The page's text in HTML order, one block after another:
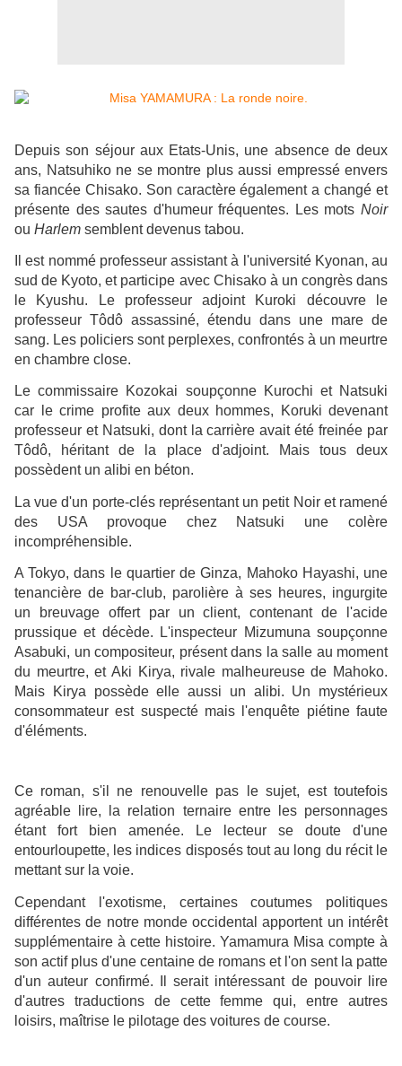
Depuis son séjour aux Etats-Unis, une absence de deux
ans, Natsuhiko ne se montre plus aussi empressé envers
sa fiancée Chisako. Son caractère également a changé et
présente des sautes d'humeur fréquentes. Les mots Noir
ou Harlem semblent devenus tabou.
Il est nommé professeur assistant à l'université Kyonan, au
sud de Kyoto, et participe avec Chisako à un congrès dans
le Kyushu. Le professeur adjoint Kuroki découvre le
professeur Tôdô assassiné, étendu dans une mare de
sang. Les policiers sont perplexes, confrontés à un meurtre
en chambre close.
Le commissaire Kozokai soupçonne Kurochi et Natsuki
car le crime profite aux deux hommes, Koruki devenant
professeur et Natsuki, dont la carrière avait été freinée par
Tôdô, héritant de la place d'adjoint. Mais tous deux
possèdent un alibi en béton.
La vue d'un porte-clés représentant un petit Noir et ramené
des USA provoque chez Natsuki une colère
incompréhensible.
A Tokyo, dans le quartier de Ginza, Mahoko Hayashi, une
tenancière de bar-club, parolière à ses heures, ingurgite
un breuvage offert par un client, contenant de l'acide
prussique et décède. L'inspecteur Mizumuna soupçonne
Asabuki, un compositeur, présent dans la salle au moment
du meurtre, et Aki Kirya, rivale malheureuse de Mahoko.
Mais Kirya possède elle aussi un alibi. Un mystérieux
consommateur est suspecté mais l'enquête piétine faute
d'éléments.
Ce roman, s'il ne renouvelle pas le sujet, est toutefois
agréable lire, la relation ternaire entre les personnages
étant fort bien amenée. Le lecteur se doute d'une
entourloupette, les indices disposés tout au long du récit le
mettant sur la voie.
Cependant l'exotisme, certaines coutumes politiques
différentes de notre monde occidental apportent un intérêt
supplémentaire à cette histoire. Yamamura Misa compte à
son actif plus d'une centaine de romans et l'on sent la patte
d'un auteur confirmé. Il serait intéressant de pouvoir lire
d'autres traductions de cette femme qui, entre autres
loisirs, maîtrise le pilotage des voitures de course.